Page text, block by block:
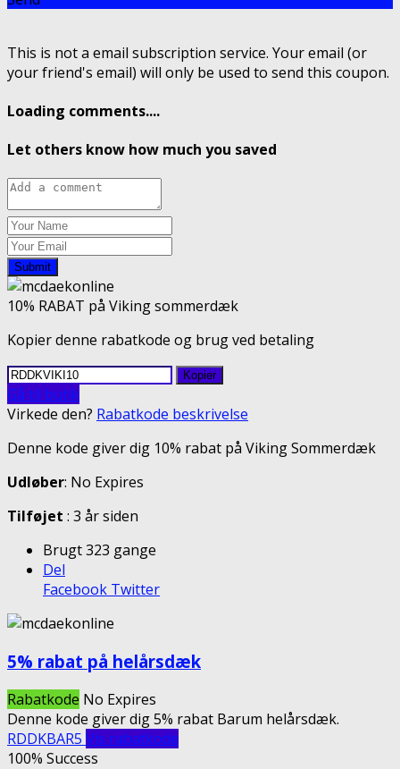
This is not a email subscription service. Your email (or
your friend's email) will only be used to send this coupon.
Loading comments....
Let others know how much you saved
Submit
10% RABAT på Viking sommerdæk
Kopier denne rabatkode og brug ved betaling
Kopier
Gå til butik
Virkede den? Rabatkode beskrivelse
Denne kode giver dig 10% rabat på Viking Sommerdæk
Udløber: No Expires
Tilføjet : 3 år siden
Brugt 323 gange
Del
Facebook Twitter
5% rabat på helårsdæk
Rabatkode No Expires
Denne kode giver dig 5% rabat Barum helårsdæk.
RDDKBAR5 Vis rabatkode
100% Success